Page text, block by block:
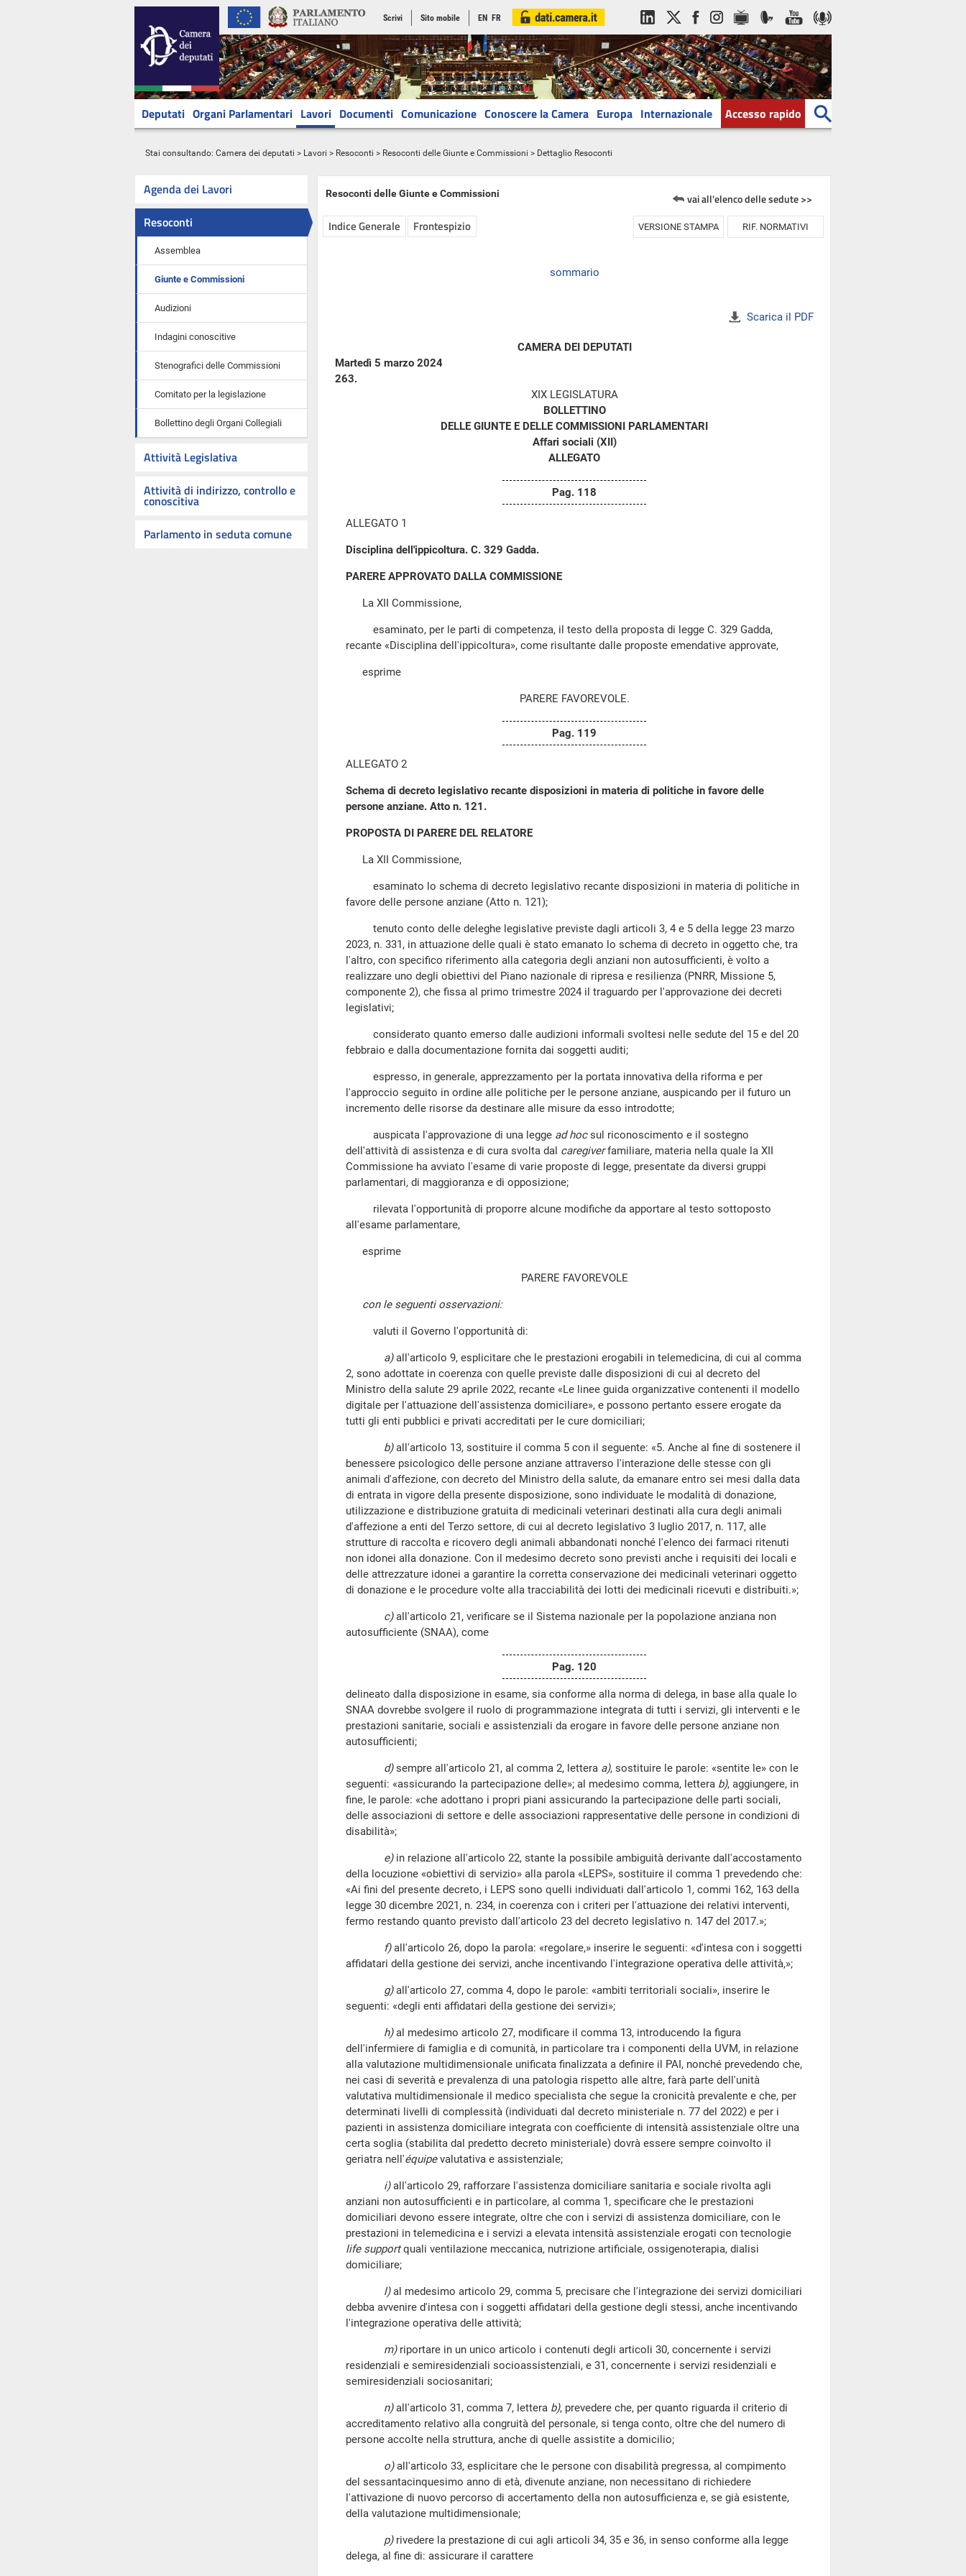
Scrivi Sito mobile EN FR
Deputati Organi Parlamentari Lavori Documenti Comunicazione Conoscere la Camera Europa Internazionale Accesso rapido
Stai consultando: Camera dei deputati > Lavori > Resoconti > Resoconti delle Giunte e Commissioni > Dettaglio Resoconti
Agenda dei Lavori
Resoconti
Assemblea
Giunte e Commissioni
Audizioni
Indagini conoscitive
Stenografici delle Commissioni
Comitato per la legislazione
Bollettino degli Organi Collegiali
Attività Legislativa
Attività di indirizzo, controllo e
conoscitiva
Parlamento in seduta comune
Resoconti delle Giunte e Commissioni vai all'elenco delle sedute >>
Indice Generale Frontespizio VERSIONE STAMPA RIF. NORMATIVI
sommario
Scarica il PDF
CAMERA DEI DEPUTATI
Martedì 5 marzo 2024
263.
XIX LEGISLATURA
BOLLETTINO
DELLE GIUNTE E DELLE COMMISSIONI PARLAMENTARI
Affari sociali (XII)
ALLEGATO
Pag. 118
ALLEGATO 1
Disciplina dell'ippicoltura. C. 329 Gadda.
PARERE APPROVATO DALLA COMMISSIONE
La XII Commissione,
esaminato, per le parti di competenza, il testo della proposta di legge C. 329 Gadda,
recante «Disciplina dell'ippicoltura», come risultante dalle proposte emendative approvate,
esprime
PARERE FAVOREVOLE.
Pag. 119
ALLEGATO 2
Schema di decreto legislativo recante disposizioni in materia di politiche in favore delle
persone anziane. Atto n. 121.
PROPOSTA DI PARERE DEL RELATORE
La XII Commissione,
esaminato lo schema di decreto legislativo recante disposizioni in materia di politiche in
favore delle persone anziane (Atto n. 121);
tenuto conto delle deleghe legislative previste dagli articoli 3, 4 e 5 della legge 23 marzo
2023, n. 331, in attuazione delle quali è stato emanato lo schema di decreto in oggetto che, tra
l'altro, con specifico riferimento alla categoria degli anziani non autosufficienti, è volto a
realizzare uno degli obiettivi del Piano nazionale di ripresa e resilienza (PNRR, Missione 5,
componente 2), che fissa al primo trimestre 2024 il traguardo per l'approvazione dei decreti
legislativi;
considerato quanto emerso dalle audizioni informali svoltesi nelle sedute del 15 e del 20
febbraio e dalla documentazione fornita dai soggetti auditi;
espresso, in generale, apprezzamento per la portata innovativa della riforma e per
l'approccio seguito in ordine alle politiche per le persone anziane, auspicando per il futuro un
incremento delle risorse da destinare alle misure da esso introdotte;
auspicata l'approvazione di una legge ad hocsul riconoscimento e il sostegno
dell'attività di assistenza e di cura svolta dal caregiverfamiliare, materia nella quale la XII
Commissione ha avviato l'esame di varie proposte di legge, presentate da diversi gruppi
parlamentari, di maggioranza e di opposizione;
rilevata l'opportunità di proporre alcune modifiche da apportare al testo sottoposto
all'esame parlamentare,
esprime
PARERE FAVOREVOLE
con le seguenti osservazioni:
valuti il Governo l'opportunità di:
a)all'articolo 9, esplicitare che le prestazioni erogabili in telemedicina, di cui al comma
2, sono adottate in coerenza con quelle previste dalle disposizioni di cui al decreto del
Ministro della salute 29 aprile 2022, recante «Le linee guida organizzative contenenti il modello
digitale per l'attuazione dell'assistenza domiciliare», e possono pertanto essere erogate da
tutti gli enti pubblici e privati accreditati per le cure domiciliari;
b)all'articolo 13, sostituire il comma 5 con il seguente: «5. Anche al fine di sostenere il
benessere psicologico delle persone anziane attraverso l'interazione delle stesse con gli
animali d'affezione, con decreto del Ministro della salute, da emanare entro sei mesi dalla data
di entrata in vigore della presente disposizione, sono individuate le modalità di donazione,
utilizzazione e distribuzione gratuita di medicinali veterinari destinati alla cura degli animali
d'affezione a enti del Terzo settore, di cui al decreto legislativo 3 luglio 2017, n. 117, alle
strutture di raccolta e ricovero degli animali abbandonati nonché l'elenco dei farmaci ritenuti
non idonei alla donazione. Con il medesimo decreto sono previsti anche i requisiti dei locali e
delle attrezzature idonei a garantire la corretta conservazione dei medicinali veterinari oggetto
di donazione e le procedure volte alla tracciabilità dei lotti dei medicinali ricevuti e distribuiti.»;
c)all'articolo 21, verificare se il Sistema nazionale per la popolazione anziana non
autosufficiente (SNAA), come
Pag. 120
delineato dalla disposizione in esame, sia conforme alla norma di delega, in base alla quale lo
SNAA dovrebbe svolgere il ruolo di programmazione integrata di tutti i servizi, gli interventi e le
prestazioni sanitarie, sociali e assistenziali da erogare in favore delle persone anziane non
autosufficienti;
d)sempre all'articolo 21, al comma 2, lettera a), sostituire le parole: «sentite le» con le
seguenti: «assicurando la partecipazione delle»; al medesimo comma, lettera b), aggiungere, in
fine, le parole: «che adottano i propri piani assicurando la partecipazione delle parti sociali,
delle associazioni di settore e delle associazioni rappresentative delle persone in condizioni di
disabilità»;
e)in relazione all'articolo 22, stante la possibile ambiguità derivante dall'accostamento
della locuzione «obiettivi di servizio» alla parola «LEPS», sostituire il comma 1 prevedendo che:
«Ai fini del presente decreto, i LEPS sono quelli individuati dall'articolo 1, commi 162, 163 della
legge 30 dicembre 2021, n. 234, in coerenza con i criteri per l'attuazione dei relativi interventi,
fermo restando quanto previsto dall'articolo 23 del decreto legislativo n. 147 del 2017.»;
f)all'articolo 26, dopo la parola: «regolare,» inserire le seguenti: «d'intesa con i soggetti
affidatari della gestione dei servizi, anche incentivando l'integrazione operativa delle attività,»;
g)all'articolo 27, comma 4, dopo le parole: «ambiti territoriali sociali», inserire le
seguenti: «degli enti affidatari della gestione dei servizi»;
h)al medesimo articolo 27, modificare il comma 13, introducendo la figura
dell'infermiere di famiglia e di comunità, in particolare tra i componenti della UVM, in relazione
alla valutazione multidimensionale unificata finalizzata a definire il PAI, nonché prevedendo che,
nei casi di severità e prevalenza di una patologia rispetto alle altre, farà parte dell'unità
valutativa multidimensionale il medico specialista che segue la cronicità prevalente e che, per
determinati livelli di complessità (individuati dal decreto ministeriale n. 77 del 2022) e per i
pazienti in assistenza domiciliare integrata con coefficiente di intensità assistenziale oltre una
certa soglia (stabilita dal predetto decreto ministeriale) dovrà essere sempre coinvolto il
geriatra nell'équipevalutativa e assistenziale;
i)all'articolo 29, rafforzare l'assistenza domiciliare sanitaria e sociale rivolta agli
anziani non autosufficienti e in particolare, al comma 1, specificare che le prestazioni
domiciliari devono essere integrate, oltre che con i servizi di assistenza domiciliare, con le
prestazioni in telemedicina e i servizi a elevata intensità assistenziale erogati con tecnologie
life supportquali ventilazione meccanica, nutrizione artificiale, ossigenoterapia, dialisi
domiciliare;
l)al medesimo articolo 29, comma 5, precisare che l'integrazione dei servizi domiciliari
debba avvenire d'intesa con i soggetti affidatari della gestione degli stessi, anche incentivando
l'integrazione operativa delle attività;
m)riportare in un unico articolo i contenuti degli articoli 30, concernente i servizi
residenziali e semiresidenziali socioassistenziali, e 31, concernente i servizi residenziali e
semiresidenziali sociosanitari;
n)all'articolo 31, comma 7, lettera b), prevedere che, per quanto riguarda il criterio di
accreditamento relativo alla congruità del personale, si tenga conto, oltre che del numero di
persone accolte nella struttura, anche di quelle assistite a domicilio;
o)all'articolo 33, esplicitare che le persone con disabilità pregressa, al compimento
del sessantacinquesimo anno di età, divenute anziane, non necessitano di richiedere
l'attivazione di nuovo percorso di accertamento della non autosufficienza e, se già esistente,
della valutazione multidimensionale;
p)rivedere la prestazione di cui agli articoli 34, 35 e 36, in senso conforme alla legge
delega, al fine di: assicurare il carattere